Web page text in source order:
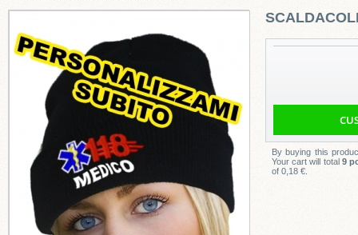
By buying this
Your cart will total9
of 0,18 €.